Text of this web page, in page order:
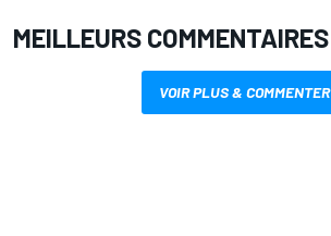
MEILLEURS COMMENTAIRES
VOIR PLUS & COMMENTER